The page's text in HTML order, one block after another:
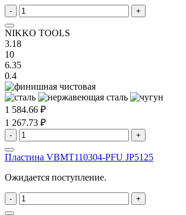
- +
NIKKO TOOLS
3.18
10
6.35
0.4
1 584.66 ₽
1 267.73 ₽
- +
Пластина VBMT110304-PFU JP5125
Ожидается поступление.
- +